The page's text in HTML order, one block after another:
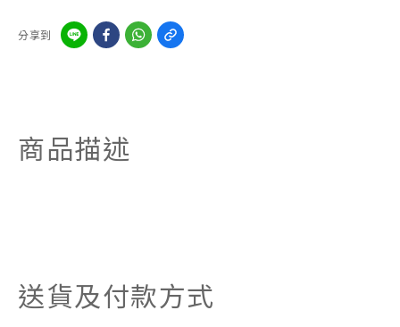
分享到
商品描述
送貨及付款方式